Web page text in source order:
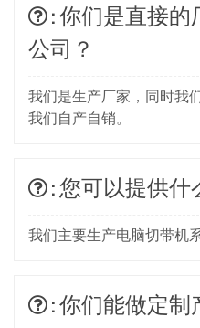
: 你们是直接
公司？
我们是生产厂家，同时我
我们自产自销。
: 您可以提供什
我们主要生产电脑切带机
: 你们能做定制